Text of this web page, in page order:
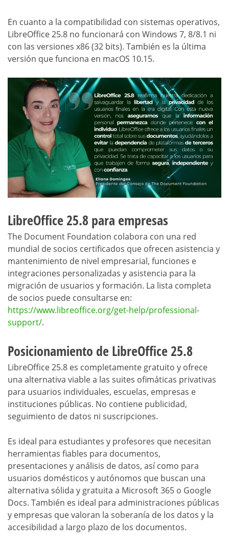
En cuanto a la compatibilidad con sistemas operativos,
LibreOffice 25.8 no funcionará con Windows 7, 8/8.1 ni
con las versiones x86 (32 bits). También es la última
versión que funciona en macOS 10.15.
LibreOffice 25.8 para empresas
The Document Foundation colabora con una red
mundial de socios certificados que ofrecen asistencia y
mantenimiento de nivel empresarial, funciones e
integraciones personalizadas y asistencia para la
migración de usuarios y formación. La lista completa
de socios puede consultarse en:
https://www.libreoffice.org/get-help/professional-
support/.
Posicionamiento de LibreOffice 25.8
LibreOffice 25.8 es completamente gratuito y ofrece
una alternativa viable a las suites ofimáticas privativas
para usuarios individuales, escuelas, empresas e
instituciones públicas. No contiene publicidad,
seguimiento de datos ni suscripciones.
Es ideal para estudiantes y profesores que necesitan
herramientas fiables para documentos,
presentaciones y análisis de datos, así como para
usuarios domésticos y autónomos que buscan una
alternativa sólida y gratuita a Microsoft 365 o Google
Docs. También es ideal para administraciones públicas
y empresas que valoran la soberanía de los datos y la
accesibilidad a largo plazo de los documentos.